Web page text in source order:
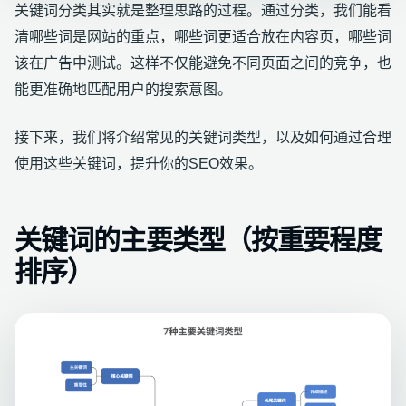
关键词分类其实就是整理思路的过程。通过分类，我们能看
清哪些词是网站的重点，哪些词更适合放在内容页，哪些词
该在广告中测试。这样不仅能避免不同页面之间的竞争，也
能更准确地匹配用户的搜索意图。
接下来，我们将介绍常见的关键词类型，以及如何通过合理
使用这些关键词，提升你的SEO效果。
关键词的主要类型（按重要程度
排序）